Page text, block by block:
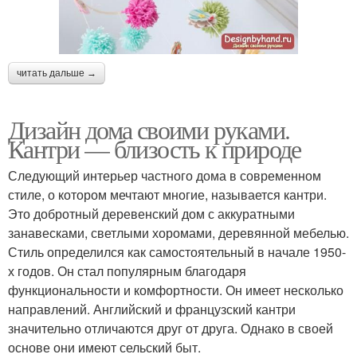
читать дальше →
Дизайн дома своими руками.
Кантри — близость к природе
Следующий интерьер частного дома в современном
стиле, о котором мечтают многие, называется кантри.
Это добротный деревенский дом с аккуратными
занавесками, светлыми хоромами, деревянной мебелью.
Стиль определился как самостоятельный в начале 1950-
х годов. Он стал популярным благодаря
функциональности и комфортности. Он имеет несколько
направлений. Английский и французский кантри
значительно отличаются друг от друга. Однако в своей
основе они имеют сельский быт.